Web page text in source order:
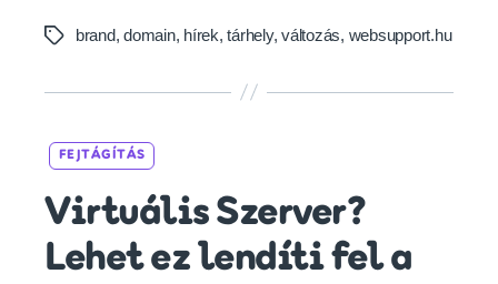
Tags brand,domain, hírek,tárhely,változás, websupport.hu
FEJTÁGÍTÁS
Virtuális Szerver?
Lehet ez lendíti fel a